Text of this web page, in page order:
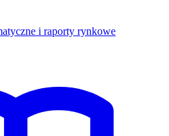
i raporty rynkowe